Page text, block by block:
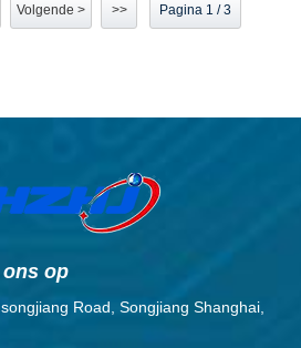
Volgende > >> Pagina 1 / 3
op
Road, Songjiang Shanghai,